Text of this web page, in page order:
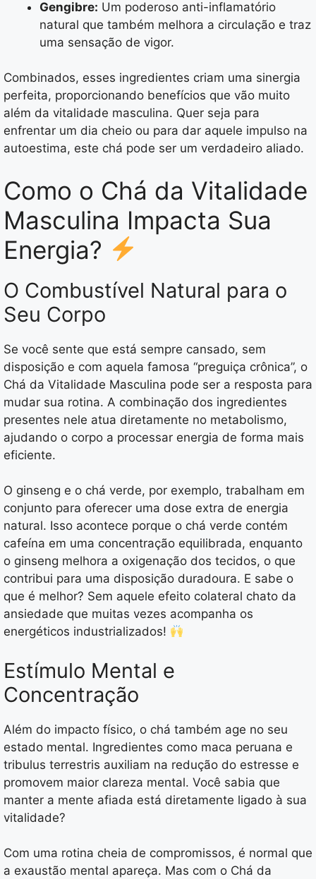
Gengibre: Um poderoso anti-inflamatório
natural que também melhora a circulação e traz
uma sensação de vigor.
Combinados, esses ingredientes criam uma sinergia
perfeita, proporcionando benefícios que vão muito
além da vitalidade masculina. Quer seja para
enfrentar um dia cheio ou para dar aquele impulso na
autoestima, este chá pode ser um verdadeiro aliado.
Como o Chá da Vitalidade
Masculina Impacta Sua
Energia?
O Combustível Natural para o
Seu Corpo
Se você sente que está sempre cansado, sem
disposição e com aquela famosa “preguiça crônica”, o
Chá da Vitalidade Masculina pode ser a resposta para
mudar sua rotina. A combinação dos ingredientes
presentes nele atua diretamente no metabolismo,
ajudando o corpo a processar energia de forma mais
eficiente.
O ginseng e o chá verde, por exemplo, trabalham em
conjunto para oferecer uma dose extra de energia
natural. Isso acontece porque o chá verde contém
cafeína em uma concentração equilibrada, enquanto
o ginseng melhora a oxigenação dos tecidos, o que
contribui para uma disposição duradoura. E sabe o
que é melhor? Sem aquele efeito colateral chato da
ansiedade que muitas vezes acompanha os
energéticos industrializados!
Estímulo Mental e
Concentração
Além do impacto físico, o chá também age no seu
estado mental. Ingredientes como maca peruana e
tribulus terrestris auxiliam na redução do estresse e
promovem maior clareza mental. Você sabia que
manter a mente afiada está diretamente ligado à sua
vitalidade?
Com uma rotina cheia de compromissos, é normal que
a exaustão mental apareça. Mas com o Chá da